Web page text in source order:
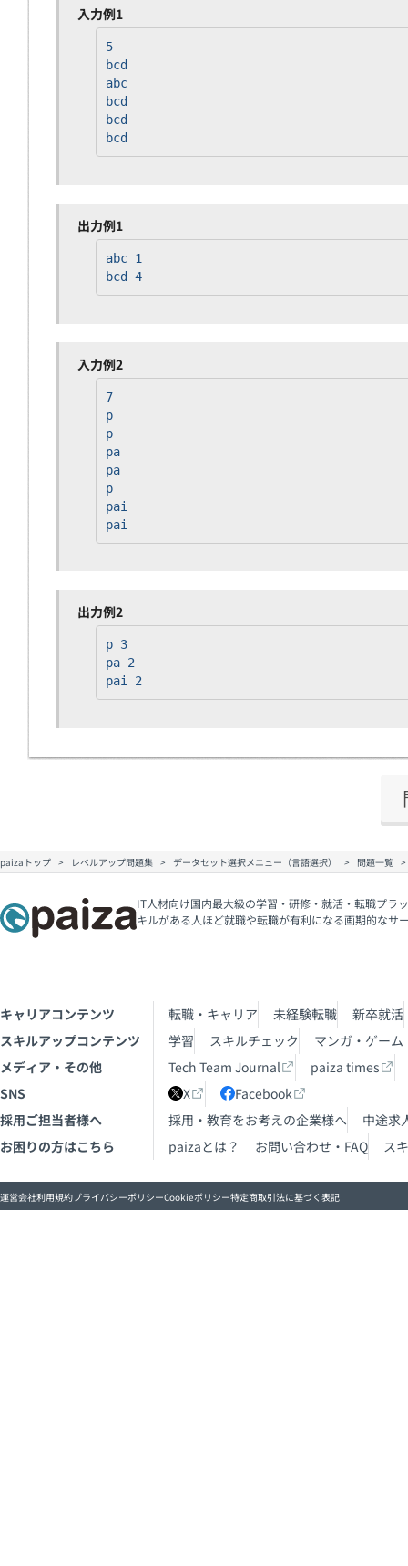
入力例1
5
bcd
abc
bcd
bcd
bcd
出力例1
abc 1
bcd 4
入力例2
7
p
p
pa
pa
p
pai
pai
出力例2
p 3
pa 2
pai 2
paizaトップ レベルアップ問題集 データセット選択メニュー（言語選択） 問題一覧
IT人材向け国内最大級の学習・研修・就活・転職プラ
キルがある人ほど就職や転職が有利になる画期的なサ
キャリアコンテンツ 転職・キャリア 未経験転職
新卒就活
スキルアップコンテンツ
学習 スキルチェック
マンガ・ゲーム
メディア・その他
Tech Team Journal
paiza times
SNS
X
Facebook
採用ご担当者様へ
採用・教育をお考えの企業様へ
中途求
お困りの方はこちら
paizaとは？ お問い合わせ・FAQ ス
運営会社利用規約プライバシーポリシーCookieポリシー特定商取引法に基づく表記